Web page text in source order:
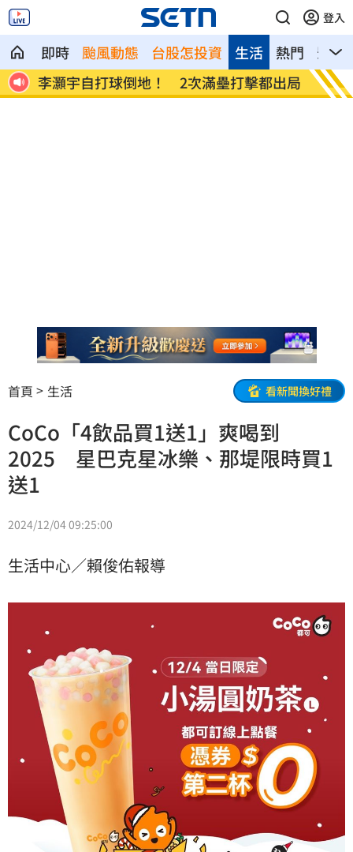
登入
即時 颱風動態 台股怎投資 熱門 影音
生活
爐
李灝宇自打球倒地！ 2次滿壘打擊都出局
Mina
相
首頁 生活 看新聞換好禮
CoCo「4飲品買1送1」爽喝到
2025 星巴克星冰樂、那堤限時買1
送1
2024/12/04 09:25:00
生活中心／賴俊佑報導